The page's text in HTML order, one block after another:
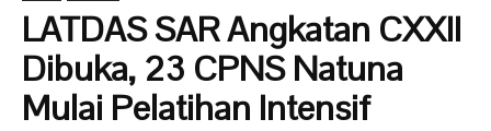
LATDAS SAR Angkatan CXXII
Dibuka, 23 CPNS Natuna
Mulai Pelatihan Intensif